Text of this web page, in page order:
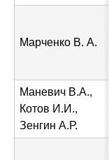
Марченко В. А.
Маневич В.А.,
Котов И.И.,
Зенгин А.Р.